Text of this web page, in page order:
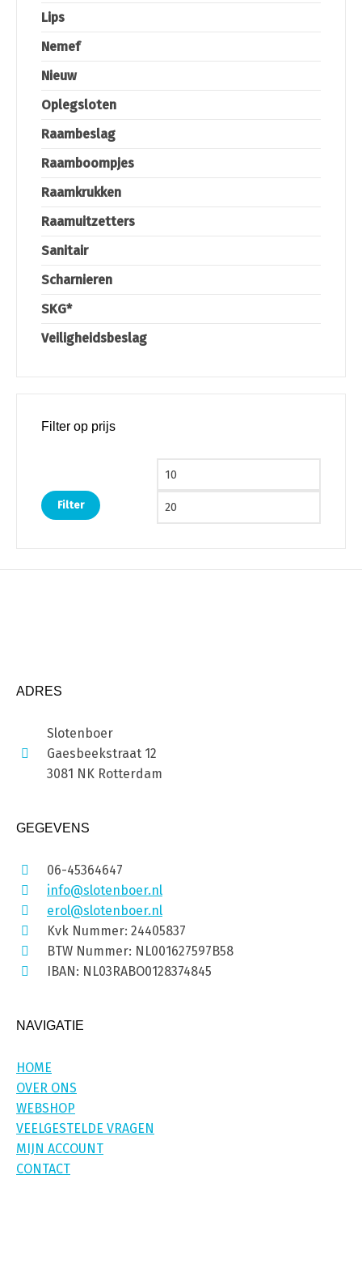
Lips
Nemef
Nieuw
Oplegsloten
Raambeslag
Raamboompjes
Raamkrukken
Raamuitzetters
Sanitair
Scharnieren
SKG*
Veiligheidsbeslag
Filter op prijs
Min. prijs
Filter
ADRES
Slotenboer
Gaesbeekstraat 12
3081 NK Rotterdam
GEGEVENS
06-45364647
info@slotenboer.nl
erol@slotenboer.nl
Kvk Nummer: 24405837
BTW Nummer: NL001627597B58
IBAN: NL03RABO0128374845
NAVIGATIE
HOME
OVER ONS
WEBSHOP
VEELGESTELDE VRAGEN
MIJN ACCOUNT
CONTACT